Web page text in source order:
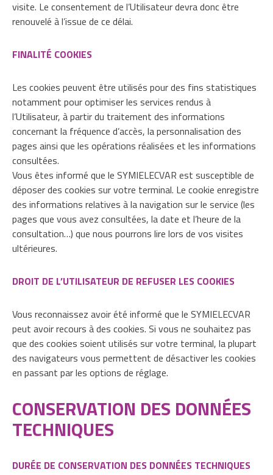
visite. Le consentement de l’Utilisateur devra donc être
renouvelé à l’issue de ce délai.
FINALITÉ COOKIES
Les cookies peuvent être utilisés pour des fins statistiques
notamment pour optimiser les services rendus à
l’Utilisateur, à partir du traitement des informations
concernant la fréquence d’accès, la personnalisation des
pages ainsi que les opérations réalisées et les informations
consultées.
Vous êtes informé que le SYMIELECVAR est susceptible de
déposer des cookies sur votre terminal. Le cookie enregistre
des informations relatives à la navigation sur le service (les
pages que vous avez consultées, la date et l’heure de la
consultation…) que nous pourrons lire lors de vos visites
ultérieures.
DROIT DE L’UTILISATEUR DE REFUSER LES COOKIES
Vous reconnaissez avoir été informé que le SYMIELECVAR
peut avoir recours à des cookies. Si vous ne souhaitez pas
que des cookies soient utilisés sur votre terminal, la plupart
des navigateurs vous permettent de désactiver les cookies
en passant par les options de réglage.
CONSERVATION DES DONNÉES
TECHNIQUES
DURÉE DE CONSERVATION DES DONNÉES TECHNIQUES